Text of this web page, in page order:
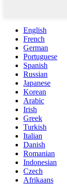
English
French
German
Portuguese
Spanish
Russian
Japanese
Korean
Arabic
Irish
Greek
Turkish
Italian
Danish
Romanian
Indonesian
Czech
Afrikaans